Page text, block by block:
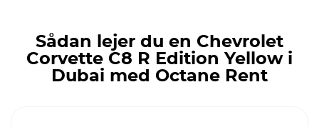
Sådan lejer du en Chevrolet
Corvette C8 R Edition Yellow i
Dubai med Octane Rent